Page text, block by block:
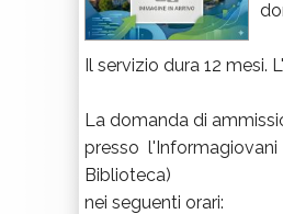
Il servizio dura 12 mesi.
La domanda di
presso
Biblioteca)
nei seguenti orari: